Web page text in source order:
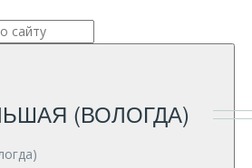
(ВОЛОГДА)